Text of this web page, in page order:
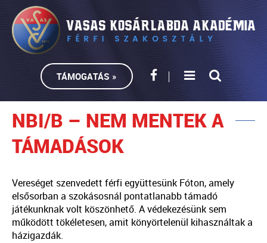
TÁMOGATÁS »
NBI/B – NEM MENTEK A
TÁMADÁSOK
Vereséget szenvedett férfi együttesünk Fóton, amely
elsősorban a szokásosnál pontatlanabb támadó
játékunknak volt köszönhető. A védekezésünk sem
működött tökéletesen, amit könyörtelenül kihasználtak a
házigazdák.